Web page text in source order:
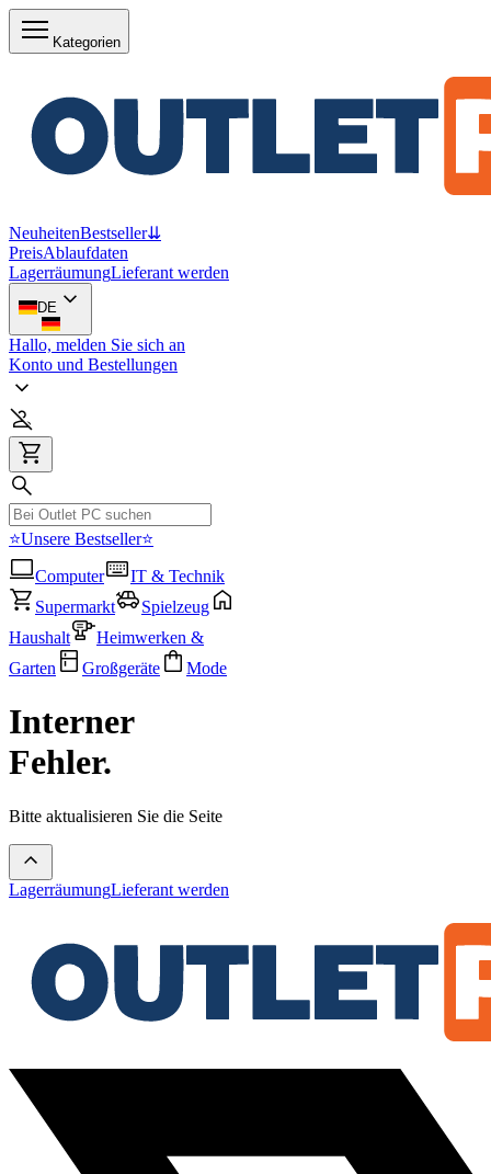
Kategorien
NeuheitenBestseller⇊
PreisAblaufdaten
LagerräumungLieferant werden
DE
Hallo, melden Sie sich an
Konto und Bestellungen
⭐Unsere Bestseller⭐
Computer
IT & Technik
Supermarkt
Spielzeug
Haushalt
Heimwerken &
Garten
Großgeräte Mode
Interner
Fehler.
Bitte aktualisieren Sie die Seite
LagerräumungLieferant werden